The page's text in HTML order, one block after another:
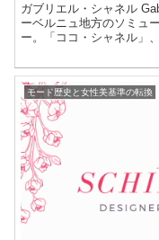
ガブリエル・シャネル
ーベルニュ地方のソミュ
ー。「ココ・シャネル」
た20世紀最大級のデザ
もたなかったといわれる
適した実用性と機能性、
モード歴史と女性美基準の転換